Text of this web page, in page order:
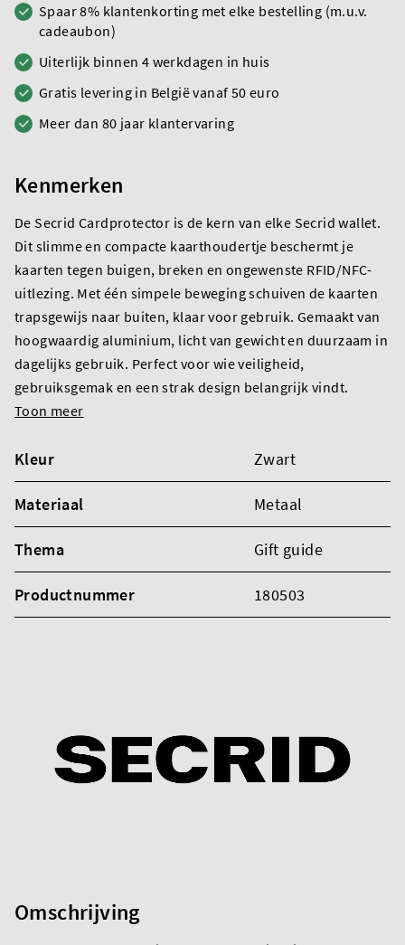
Spaar 8% klantenkorting met elke bestelling (m.u.v.
cadeaubon)
Uiterlijk binnen 4 werkdagen in huis
Gratis levering in België vanaf 50 euro
Meer dan 80 jaar klantervaring
Kenmerken
De Secrid Cardprotector is de kern van elke Secrid wallet.
Dit slimme en compacte kaarthoudertje beschermt je
kaarten tegen buigen, breken en ongewenste RFID/NFC-
uitlezing. Met één simpele beweging schuiven de kaarten
trapsgewijs naar buiten, klaar voor gebruik. Gemaakt van
hoogwaardig aluminium, licht van gewicht en duurzaam in
dagelijks gebruik. Perfect voor wie veiligheid,
gebruiksgemak en een strak design belangrijk vindt.
Toon meer
Kleur Zwart
Materiaal Metaal
Thema Gift guide
Productnummer 180503
Omschrijving